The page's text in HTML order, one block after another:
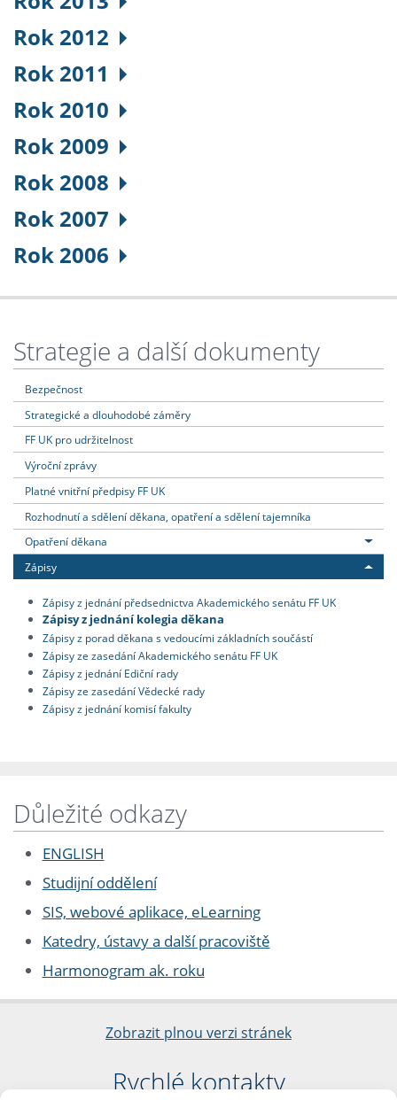
Rok 2012
Rok 2011
Rok 2010
Rok 2009
Rok 2008
Rok 2007
Rok 2006
Strategie a další dokumenty
Bezpečnost
Strategické a dlouhodobé záměry
FF UK pro udržitelnost
Výroční zprávy
Platné vnitřní předpisy FF UK
Rozhodnutí a sdělení děkana, opatření a sdělení tajemníka
Opatření děkana
Zápisy
Zápisy z jednání předsednictva Akademického senátu FF UK
Zápisy z jednání kolegia děkana
Zápisy z porad děkana s vedoucími základních součástí
Zápisy ze zasedání Akademického senátu FF UK
Zápisy z jednání Ediční rady
Zápisy ze zasedání Vědecké rady
Zápisy z jednání komisí fakulty
Důležité odkazy
ENGLISH
Studijní oddělení
SIS, webové aplikace, eLearning
Katedry, ústavy a další pracoviště
Harmonogram ak. roku
Zobrazit plnou verzi stránek
Rychlé kontakty